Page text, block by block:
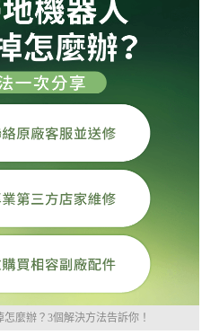
麼辦？3個解決方法告訴你！